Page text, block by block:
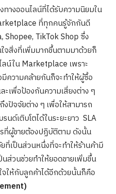
างออนไลน์ที่ได้รับความนิยมใน
ที่ทุกคนรู้จักกันดี
Shopee, TikTok Shop ซึ่ง
จสิ่งที่เพิ่มมากขึ้นตามมาด้วยก็
น์ใน Marketplace เพราะ
ความคล้ายกันก็จะทำให้ผู้ซื้อ
ะเพื่อป้องกันความเสี่ยงต่าง ๆ
ปัจจัยต่าง ๆ เพื่อให้สามารถ
นด์เติบโตได้ในระยะยาว SLA
ที่ผู้ขายต้องปฏิบัติตาม ดังนั้น
ที่เป็นส่วนหนึ่งที่จะทำให้ร้านค้ามี
ส่วนช่วยทำให้ยอดขายเพิ่มขึ้น
ให้กับลูกค้าได้อีกด้วยนั้นก็คือ